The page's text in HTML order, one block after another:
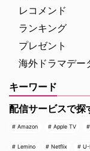
レコメンド
ランキング
プレゼント
海外ドラマデー
キーワード
配信サービスで探
Amazon Apple TV
Lemino Netflix U-